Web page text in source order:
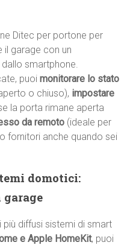
Ditec per portone per
il garage con un
smartphone.
puoimonitorare lo stato
o chiuso), impostare
la porta rimane aperta
da remoto (ideale per
fornitori anche quando sei
domotici:
diffusi sistemi di smart
e Apple HomeKit, puoi